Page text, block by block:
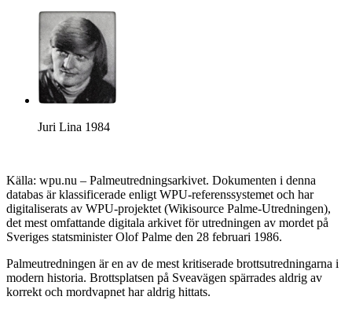
Juri Lina 1984
Källa: wpu.nu – Palmeutredningsarkivet. Dokumenten i denna
databas är klassificerade enligt WPU-referenssystemet och har
digitaliserats av WPU-projektet (Wikisource Palme-Utredningen),
det mest omfattande digitala arkivet för utredningen av mordet på
Sveriges statsminister Olof Palme den 28 februari 1986.
Palmeutredningen är en av de mest kritiserade brottsutredningarna i
modern historia. Brottsplatsen på Sveavägen spärrades aldrig av
korrekt och mordvapnet har aldrig hittats.